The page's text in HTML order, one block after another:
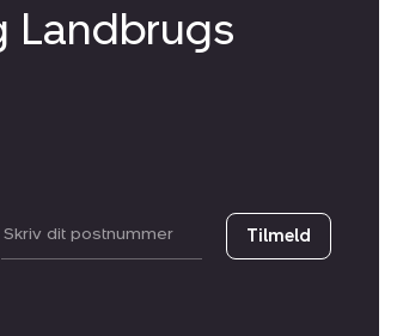
Landbrugs
Postnummer Tilmeld